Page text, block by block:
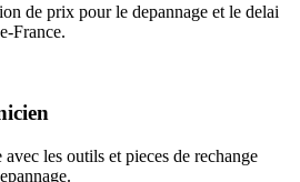
de prix pour le depannage et le delai
France.
les outils et pieces de rechange